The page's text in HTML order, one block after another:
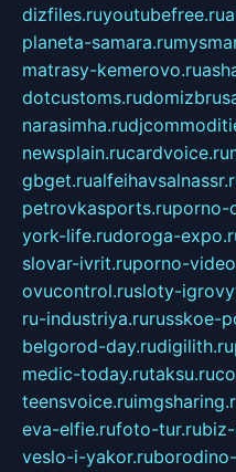
dizfiles.ruyoutubefree.ru
planeta-samara.ru
matrasy-kemerovo.ru
dotcustoms.ru
narasimha.ru
newsplain.rucardvoice.ru
gbget.ru
petrovkasports.ruporno-
york-life.rudoroga-
slovar-ivrit.ruporno-
ovucontrol.rusloty-
ru-industriya.rurusskoe-
belgorod-day.rudigilith.ru
medic-today.rutaksu.ru
teensvoice.ru
eva-elfie.rufoto-tur.ru
veslo-i-yakor.ru